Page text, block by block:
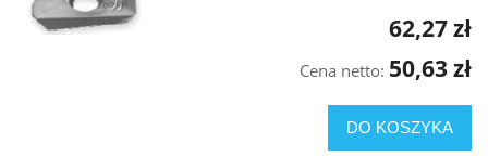
62,27 zł
Cena netto: 50,63 zł
DO KOSZYKA